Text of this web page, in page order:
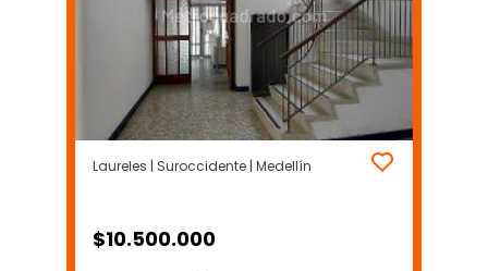
Laureles | Suroccidente | Medellín
$10.500.000